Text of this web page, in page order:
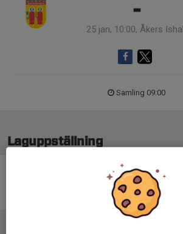
-
25 jan, 10:00, Åkers
Samling 09:00
Laguppställning
Ingen uppställning ifylld